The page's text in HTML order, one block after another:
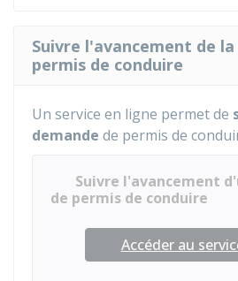
Suivre l'avancement de
permis de conduire
Un service en ligne permet de
demande de permis de
Suivre l'avancement
de permis de conduire
Accéder au